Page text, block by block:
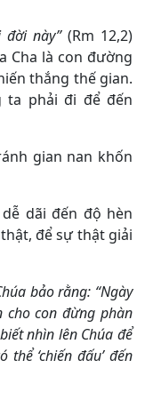
này”(Rm 12,2)
Cha là con đường
thắng thế gian.
ta phải đi để đến
gian nan khốn
dãi đến độ hèn
để sự thật giải
bảo rằng: “Ngày
cho con đừng phàn
nhìn lên Chúa để
‘chiến đấu’ đến